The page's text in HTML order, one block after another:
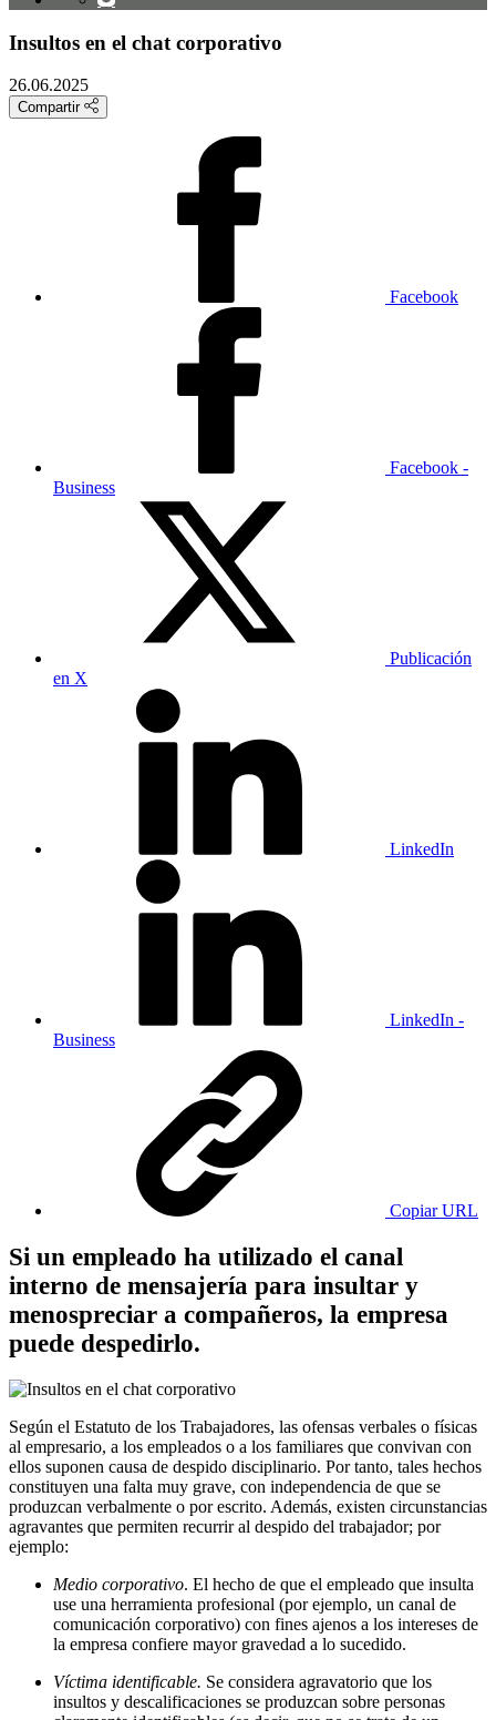
Insultos en el chat corporativo
26.06.2025
Compartir
Facebook
Facebook -
Business
Publicación
en X
LinkedIn
LinkedIn -
Business
Copiar URL
Si un empleado ha utilizado el canal
interno de mensajería para insultar y
menospreciar a compañeros, la empresa
puede despedirlo.
Según el Estatuto de los Trabajadores, las ofensas verbales o físicas
al empresario, a los empleados o a los familiares que convivan con
ellos suponen causa de despido disciplinario. Por tanto, tales hechos
constituyen una falta muy grave, con independencia de que se
produzcan verbalmente o por escrito. Además, existen circunstancias
agravantes que permiten recurrir al despido del trabajador; por
ejemplo:
Medio corporativo. El hecho de que el empleado que insulta
use una herramienta profesional (por ejemplo, un canal de
comunicación corporativo) con fines ajenos a los intereses de
la empresa confiere mayor gravedad a lo sucedido.
Víctima identificable. Se considera agravatorio que los
insultos y descalificaciones se produzcan sobre personas